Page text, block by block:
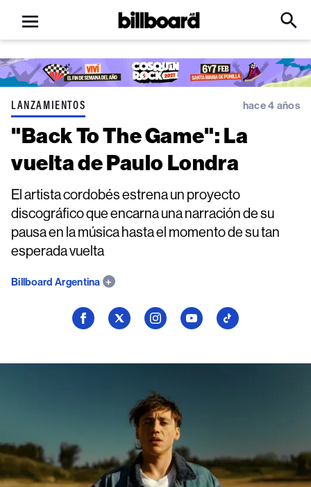
Open
menu
Billboard
Click
Input
LANZAMIENTOS hace 4 años
"Back To The Game": La
vuelta de Paulo Londra
El artista cordobés estrena un proyecto
discográfico que encarna una narración de su
pausa en la música hasta el momento de su tan
esperada vuelta
Billboard Argentina
Seguí
en
Seguí
en
Seguí
en
Seguí
en
Seguí
en